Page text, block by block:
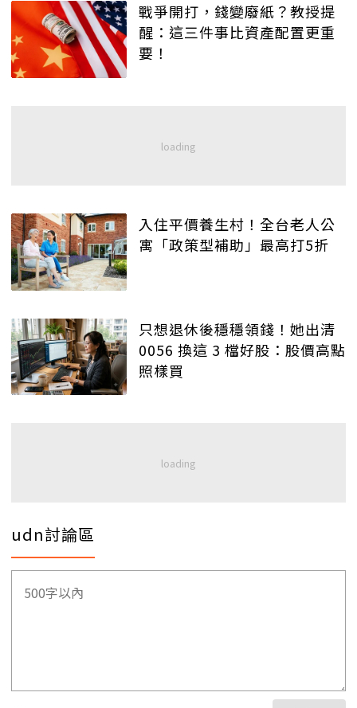
戰爭開打，錢變廢紙？教授提
醒：這三件事比資產配置更重
要！
入住平價養生村！全台老人公
寓「政策型補助」最高打5折
只想退休後穩穩領錢！她出清
0056 換這 3 檔好股：股價高點
照樣買
udn討論區